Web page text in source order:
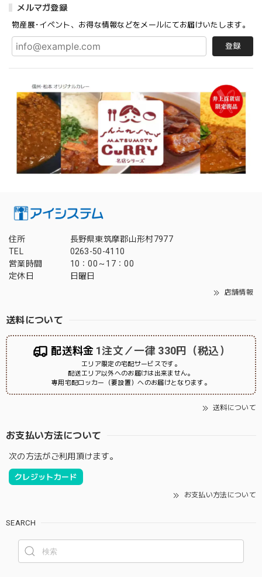
メルマガ登録
物産展･イベント、お得な情報などをメールにてお届けいたします。
登録
住所
長野県東筑摩郡山形村7977
TEL
0263-50-4110
営業時間
10：00～17：00
定休日
日曜日
店舗情報
送料について
配送料金 1注文／一律 330円（税込）
エリア限定の宅配サービスです。
配送エリア以外へのお届けは出来ません。
専用宅配ロッカー（要設置）へのお届けとなります。
送料について
お支払い方法について
次の方法がご利用頂けます。
クレジットカード
お支払い方法について
SEARCH